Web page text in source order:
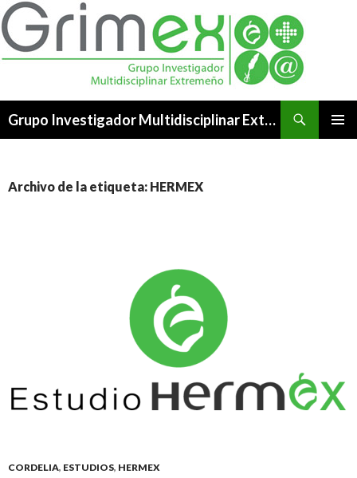
Grupo Investigador Multidisciplinar Extremeño
Archivo de la etiqueta: HERMEX
CORDELIA, ESTUDIOS, HERMEX